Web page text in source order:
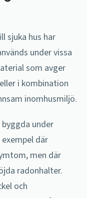
sjuka hus har
under vissa
som avger
i kombination
inomhusmiljö.
under
där
men där
radonhalter.
och